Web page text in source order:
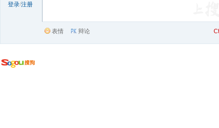
登录/注册
表情 辩论